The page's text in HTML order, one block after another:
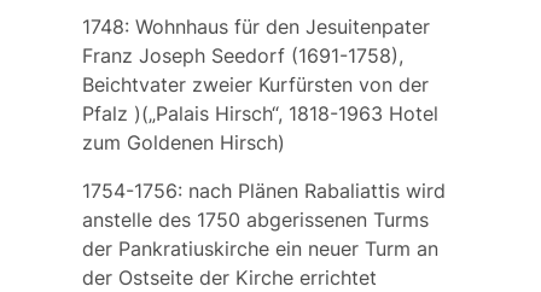
1748: Wohnhaus für den Jesuitenpater
Franz Joseph Seedorf(1691-1758),
Beichtvater zweier Kurfürsten von der
Pfalz )(„Palais Hirsch“, 1818-1963 Hotel
zum Goldenen Hirsch)
1754-1756: nach Plänen Rabaliattis wird
anstelle des 1750 abgerissenen Turms
der Pankratiuskircheein neuer Turm an
der Ostseite der Kirche errichtet